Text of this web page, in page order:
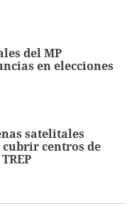
del MP
en elecciones
satelitales
centros de